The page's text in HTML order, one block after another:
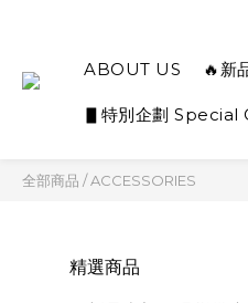
ABOUT US 🔥新
▋特別企劃
全部商品 /ACCESSORIES
精選商品